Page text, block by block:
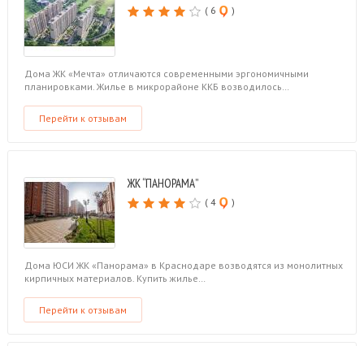
( 6 )
Дома ЖК «Мечта» отличаются современными эргономичными
планировками. Жилье в микрорайоне ККБ возводилось…
Перейти к отзывам
ЖК “ПАНОРАМА”
( 4 )
Дома ЮСИ ЖК «Панорама» в Краснодаре возводятся из монолитных
кирпичных материалов. Купить жилье…
Перейти к отзывам